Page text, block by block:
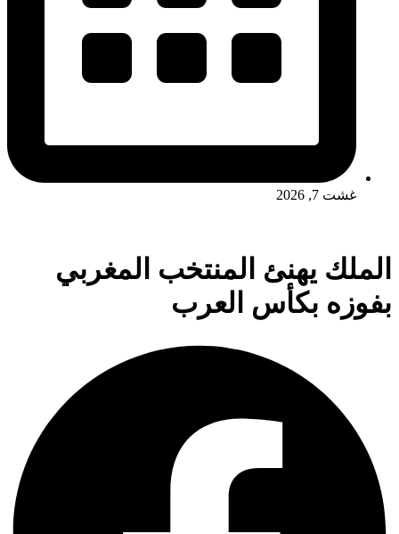
غشت 7, 2026
الملك يهنئ المنتخب المغربي
بفوزه بكأس العرب